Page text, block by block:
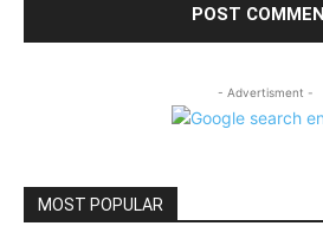
- Advertisment -
MOST POPULAR